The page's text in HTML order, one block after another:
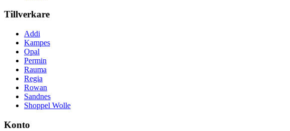
Tillverkare
Addi
Kampes
Opal
Permin
Rauma
Regia
Rowan
Sandnes
Shoppel Wolle
Konto